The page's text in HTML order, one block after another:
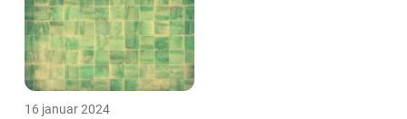
16 januar 2024